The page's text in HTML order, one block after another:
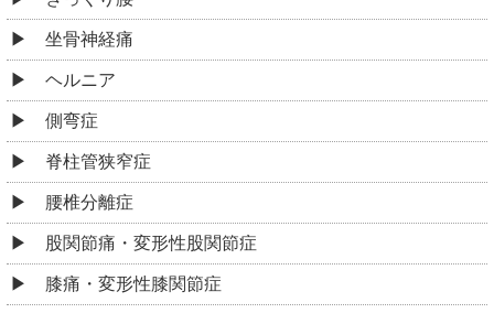
坐骨神経痛
ヘルニア
側弯症
脊柱管狭窄症
腰椎分離症
股関節痛・変形性股関節症
膝痛・変形性膝関節症